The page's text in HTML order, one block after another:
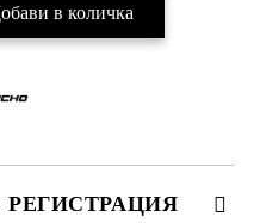
РЕГИСТРАЦИЯ